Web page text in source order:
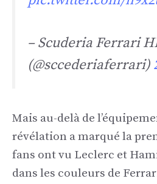
– Scuderia Ferrari
(@sccederiaferrari)
Mais au-delà de
révélation a marqué la
fans ont vu Leclerc et
dans les couleurs de